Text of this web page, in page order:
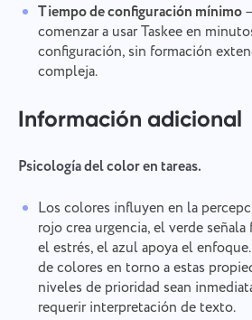
Tiempo de configuración mínimo
comenzar a usar Taskee en
configuración, sin formación
compleja.
Información adicional
Psicología del color en tareas.
Los colores influyen en la
rojo crea urgencia, el verde
el estrés, el azul apoya el
de colores en torno a estas
niveles de prioridad sean
requerir interpretación de texto.